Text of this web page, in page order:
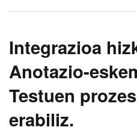
Integrazioa
Anotazio-
Testuen
erabiliz.